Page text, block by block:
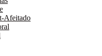
Afeitado